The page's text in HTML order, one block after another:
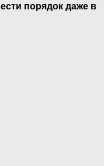
порядок даже в